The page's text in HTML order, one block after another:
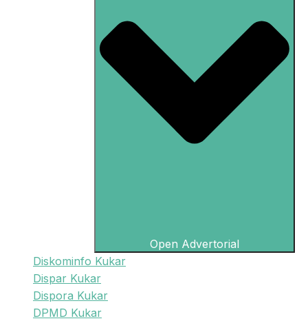
Open Advertorial
Diskominfo Kukar
Dispar Kukar
Dispora Kukar
DPMD Kukar